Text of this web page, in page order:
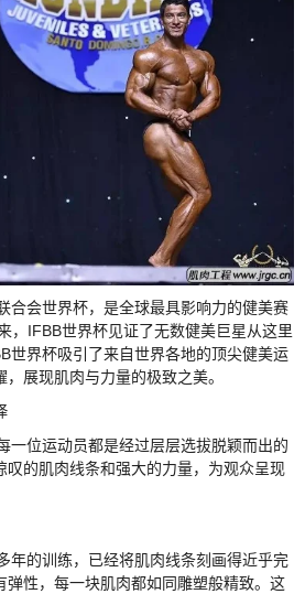
合会世界杯，是全球最具影响力的健美赛
，IFBB世界杯见证了无数健美巨星从这里
世界杯吸引了来自世界各地的顶尖健美运
展现肌肉与力量的极致之美。
一位运动员都是经过层层选拔脱颖而出的
叹的肌肉线条和强大的力量，为观众呈现
年的训练，已经将肌肉线条刻画得近乎完
弹性，每一块肌肉都如同雕塑般精致。这